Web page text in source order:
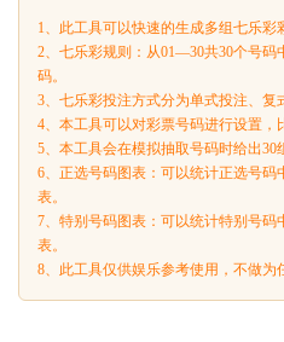
1、此工具可以快速的生成多组七乐彩
2、七乐彩规则：从01—30共30个号码
码。
3、七乐彩投注方式分为单式投注、复
4、本工具可以对彩票号码进行设置，
5、本工具会在模拟抽取号码时给出30
6、正选号码图表：可以统计正选号码
表。
7、特别号码图表：可以统计特别号码
表。
8、此工具仅供娱乐参考使用，不做为